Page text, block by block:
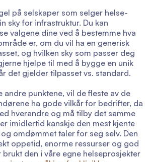
på selskaper som selger helse-
sky for infrastruktur. Du kan
valgene dine ved å bestemme hva
er, om du vil ha en generisk
og hvilken sky som passer deg
hjelpe til med å bygge en unik
det gjelder tilpasset vs. standard.
andre punktene, vil de fleste av de
ha gode vilkår for bedrifter, da
hverandre og må tilby det samme
imidlertid kanskje den mest kjente
omdømmet taler for seg selv. Den
oppetid, enorme ressurser og god
den i våre egne helseprosjekter